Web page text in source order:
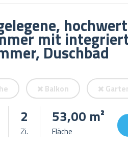
mit
Duschbad
Balkon
2
Zi.
53,00 m²
Fläche